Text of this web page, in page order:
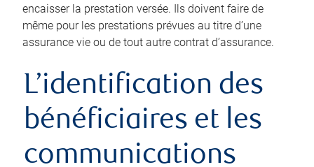
encaisser la prestation versée. Ils doivent faire de
même pour les prestations prévues au titre d’une
assurance vie ou de tout autre contrat d’assurance.
L’identification des
bénéficiaires et les
communications